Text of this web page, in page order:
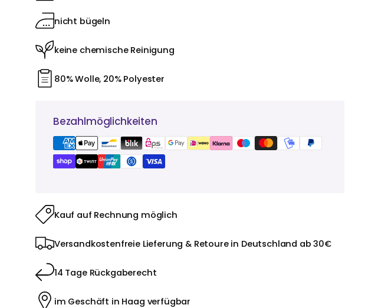
nicht bügeln
keine chemische Reinigung
80% Wolle, 20% Polyester
Bezahlmöglichkeiten
Kauf auf Rechnung möglich
Versandkostenfreie Lieferung & Retoure in Deutschland ab 30€
14 Tage Rückgaberecht
im Geschäft in Haag verfügbar